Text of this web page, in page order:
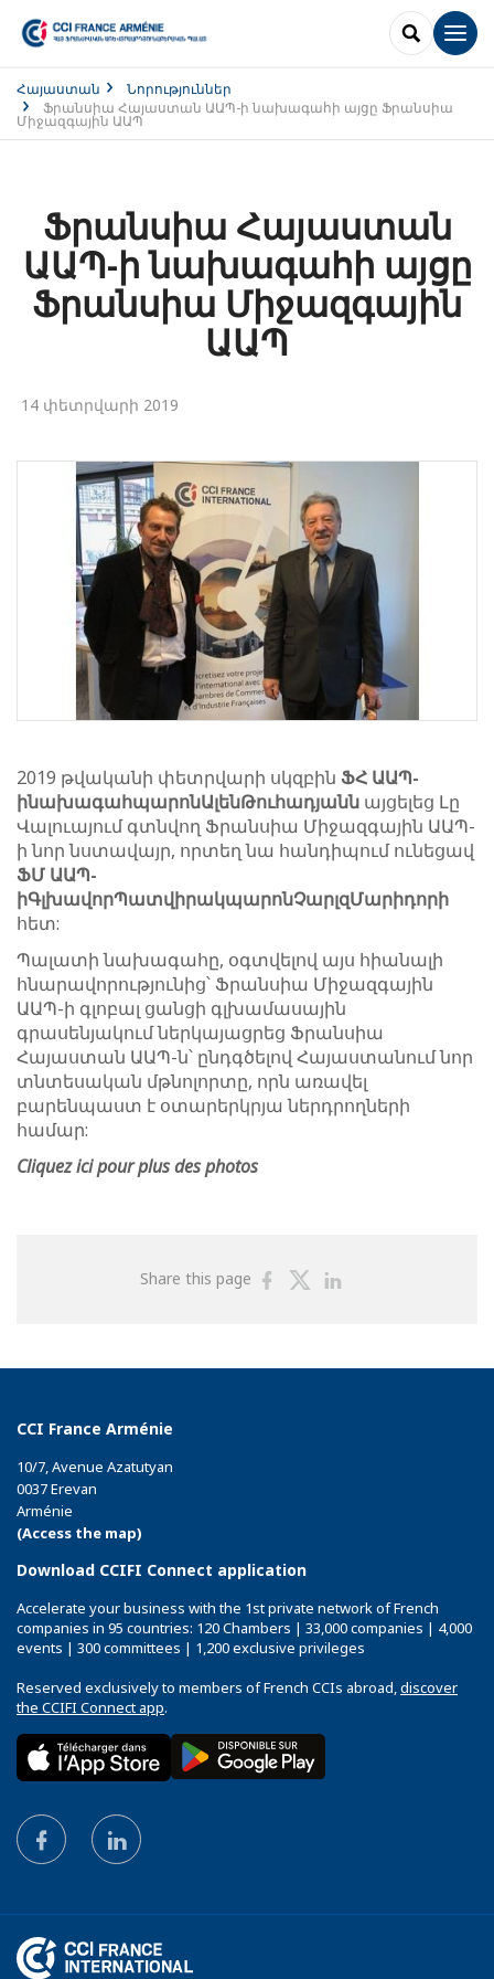
SEARCH
Հայաստան
Նորություններ
Ֆրանսիա Հայաստան ԱԱՊ-ի նախագահի այցը Ֆրանսիա
Միջազգային ԱԱՊ
Ֆրանսիա Հայաստան
ԱԱՊ-ի նախագահի այցը
Ֆրանսիա Միջազգային
ԱԱՊ
14 փետրվարի 2019
2019 թվականի փետրվարի սկզբին ՖՀ ԱԱՊ-
ինախագահպարոնԱլենԹուհադյանն այցելեց Լը
Վալուայում գտնվող Ֆրանսիա Միջազգային ԱԱՊ-
ի նոր նստավայր, որտեղ նա հանդիպում ունեցավ
ՖՄ ԱԱՊ-
իԳլխավորՊատվիրակպարոնՉարլզՄարիդորի
հետ:
Պալատի նախագահը, օգտվելով այս հիանալի
հնարավորությունից՝ Ֆրանսիա Միջազգային
ԱԱՊ-ի գլոբալ ցանցի գլխամասային
գրասենյակում ներկայացրեց Ֆրանսիա
Հայաստան ԱԱՊ-ն՝ ընդգծելով Հայաստանում նոր
տնտեսական մթնոլորտը, որն առավել
բարենպաստ է օտարերկրյա ներդրողների
համար:
Cliquez ici pour plus des photos
Share this page
ShareShare
CCI France Arménie
10/7, Avenue Azatutyan
0037 Erevan
Arménie
(Access the map)
Download CCIFI Connect application
Accelerate your business with the 1st private network of French
companies in 95 countries: 120 Chambers | 33,000 companies | 4,000
events | 300 committees | 1,200 exclusive privileges
Reserved exclusively to members of French CCIs abroad,discover
the CCIFI Connect app.